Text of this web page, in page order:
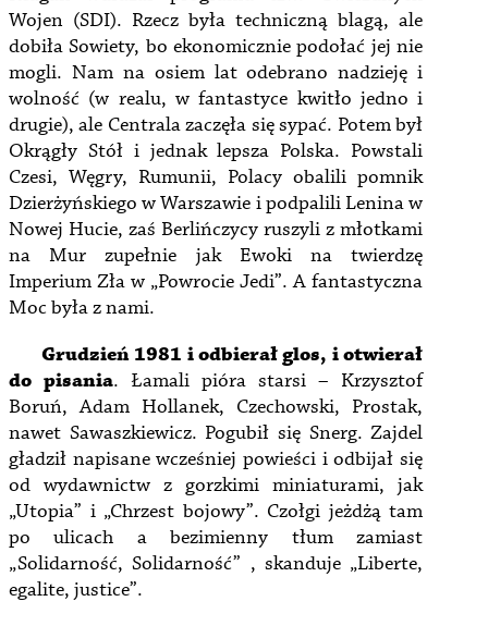
Wojen (SDI). Rzecz była techniczną blagą, ale
dobiła Sowiety, bo ekonomicznie podołać jej nie
mogli. Nam na osiem lat odebrano nadzieję i
wolność (w realu, w fantastyce kwitło jedno i
drugie), ale Centrala zaczęła się sypać. Potem był
Okrągły Stół i jednak lepsza Polska. Powstali
Czesi, Węgry, Rumunii, Polacy obalili pomnik
Dzierżyńskiego w Warszawie i podpalili Lenina w
Nowej Hucie, zaś Berlińczycy ruszyli z młotkami
na Mur zupełnie jak Ewoki na twierdzę
Imperium Zła w „Powrocie Jedi”. A fantastyczna
Moc była z nami.
Grudzień 1981 i odbierał glos, i otwierał
do pisania. Łamali pióra starsi – Krzysztof
Boruń, Adam Hollanek, Czechowski, Prostak,
nawet Sawaszkiewicz. Pogubił się Snerg. Zajdel
gładził napisane wcześniej powieści i odbijał się
od wydawnictw z gorzkimi miniaturami, jak
„Utopia” i „Chrzest bojowy”. Czołgi jeżdżą tam
po ulicach a bezimienny tłum zamiast
„Solidarność, Solidarność” , skanduje „Liberte,
egalite, justice”.